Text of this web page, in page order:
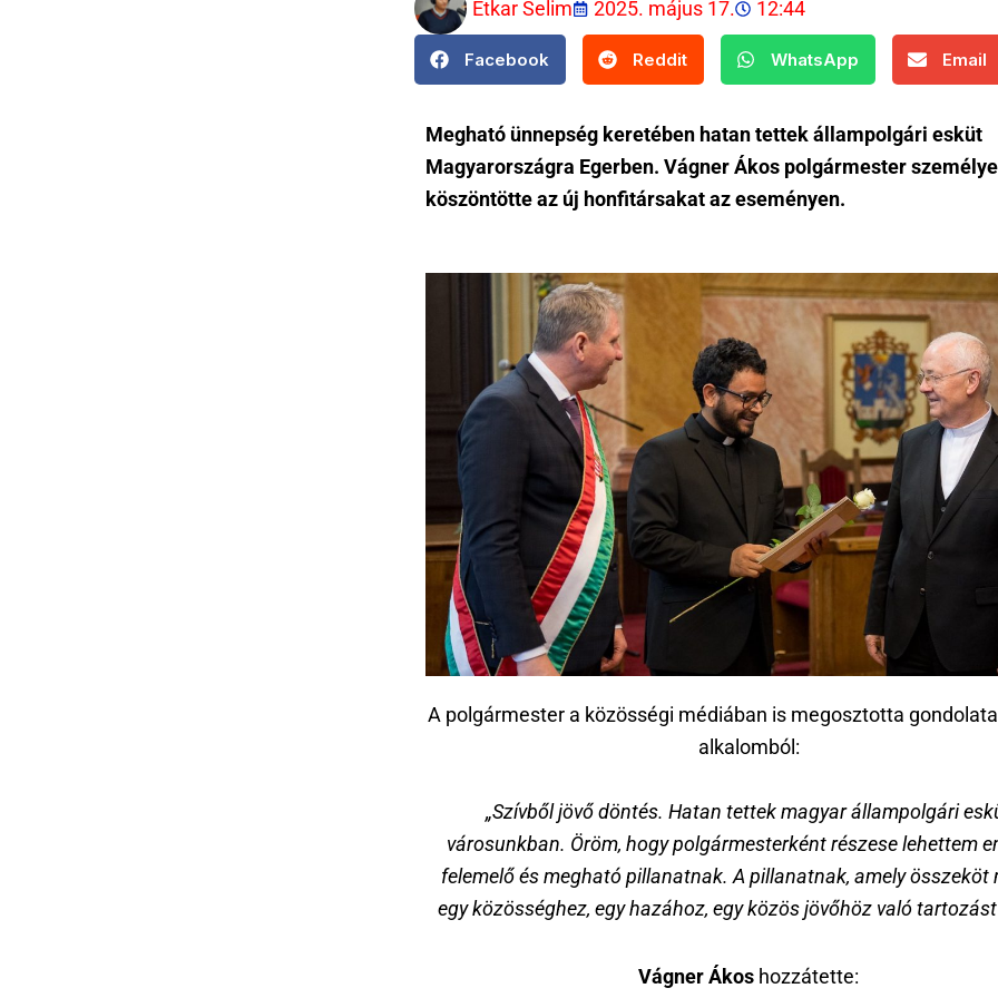
Etkar Selim
2025. május 17. 12:44
Facebook Reddit WhatsApp Email
Megható ünnepség keretében hatan tettek állampolgári esküt
Magyarországra Egerben. Vágner Ákos polgármester
köszöntötte az új honfitársakat az eseményen.
A polgármester a közösségi médiában is megosztotta
alkalomból:
„Szívből jövő döntés. Hatan tettek magyar állampolgári
városunkban. Öröm, hogy polgármesterként részese lehettem
felemelő és megható pillanatnak. A pillanatnak, amely összeköt
egy közösséghez, egy hazához, egy közös jövőhöz való tartozást
Vágner Ákos hozzátette: